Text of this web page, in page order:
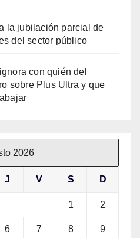
la jubilación parcial de
del sector público
con quién del
sobre Plus Ultra y que
2026
J V S D
1 2
6 7 8 9